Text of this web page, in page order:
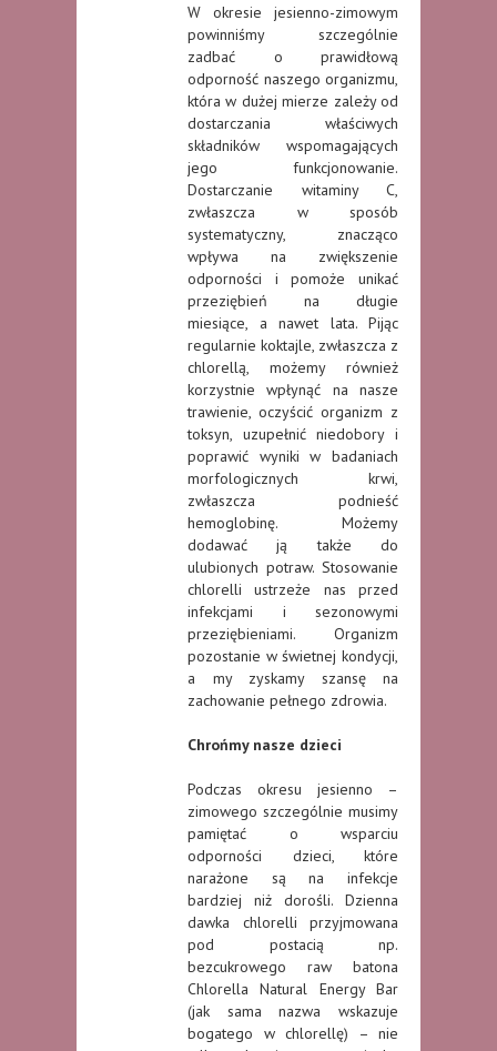
W okresie jesienno-zimowym
powinniśmy szczególnie
zadbać o prawidłową
odporność naszego organizmu,
która w dużej mierze zależy od
dostarczania właściwych
składników wspomagających
jego funkcjonowanie.
Dostarczanie witaminy C,
zwłaszcza w sposób
systematyczny, znacząco
wpływa na zwiększenie
odporności i pomoże unikać
przeziębień na długie
miesiące, a nawet lata. Pijąc
regularnie koktajle, zwłaszcza z
chlorellą, możemy również
korzystnie wpłynąć na nasze
trawienie, oczyścić organizm z
toksyn, uzupełnić niedobory i
poprawić wyniki w badaniach
morfologicznych krwi,
zwłaszcza podnieść
hemoglobinę. Możemy
dodawać ją także do
ulubionych potraw. Stosowanie
chlorelli ustrzeże nas przed
infekcjami i sezonowymi
przeziębieniami. Organizm
pozostanie w świetnej kondycji,
a my zyskamy szansę na
zachowanie pełnego zdrowia.
Chrońmy nasze dzieci
Podczas okresu jesienno –
zimowego szczególnie musimy
pamiętać o wsparciu
odporności dzieci, które
narażone są na infekcje
bardziej niż dorośli. Dzienna
dawka chlorelli przyjmowana
pod postacią np.
bezcukrowego raw batona
Chlorella Natural Energy Bar
(jak sama nazwa wskazuje
bogatego w chlorellę) – nie